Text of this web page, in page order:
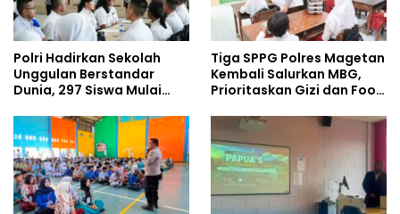
Polri Hadirkan Sekolah
Unggulan Berstandar
Dunia, 297 Siswa Mulai
Tiga SPPG Polres Magetan
Kembali Salurkan MBG,
Prioritaskan Gizi dan Food